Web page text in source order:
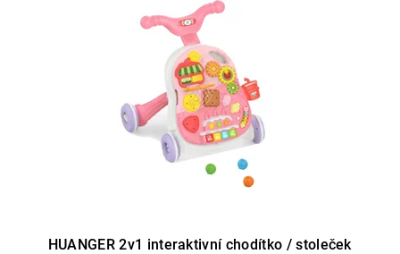
HUANGER 2v1 interaktivní chodítko / stoleček